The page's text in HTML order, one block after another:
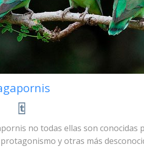
no todas ellas son conocidas
y otras más